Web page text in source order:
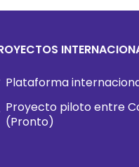
Plataforma
Proyecto piloto entre
(Pronto)